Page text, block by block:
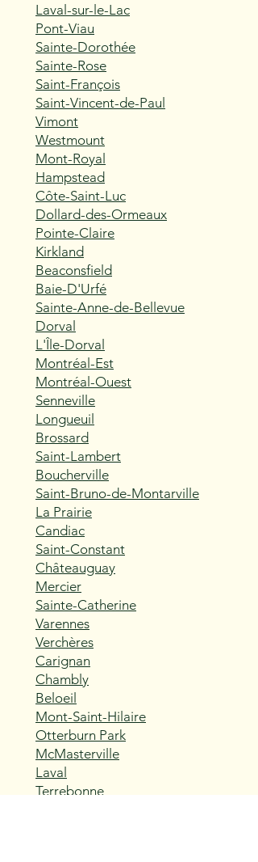
Laval-sur-le-Lac
Pont-Viau
Sainte-Dorothée
Sainte-Rose
Saint-François
Saint-Vincent-de-Paul
Vimont
Westmount
Mont-Royal
Hampstead
Côte-Saint-Luc
Dollard-des-Ormeaux
Pointe-Claire
Kirkland
Beaconsfield
Baie-D'Urfé
Sainte-Anne-de-Bellevue
Dorval
L'Île-Dorval
Montréal-Est
Montréal-Ouest
Senneville
Longueuil
Brossard
Saint-Lambert
Boucherville
Saint-Bruno-de-Montarville
La Prairie
Candiac
Saint-Constant
Châteauguay
Mercier
Sainte-Catherine
Varennes
Verchères
Carignan
Chambly
Beloeil
Mont-Saint-Hilaire
Otterburn Park
McMasterville
Laval
Terrebonne